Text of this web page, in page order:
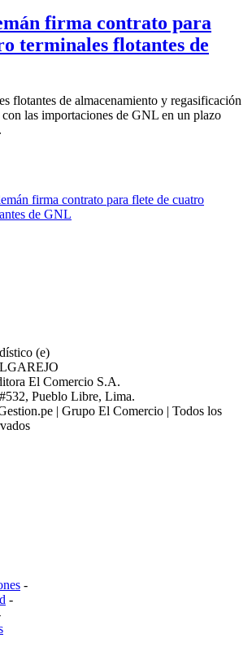
firma contrato para
terminales flotantes de
flotantes de almacenamiento y regasificación
las importaciones de GNL en un plazo
(e)
El Comercio S.A.
Pueblo Libre, Lima.
| Grupo El Comercio | Todos los
-
-